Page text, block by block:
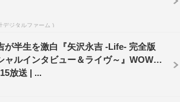
デジタルファーム )
が半生を激白『矢沢永吉 -Life- 完全版
ャルインタビュー＆ライヴ～』WOWO
放送 | ...